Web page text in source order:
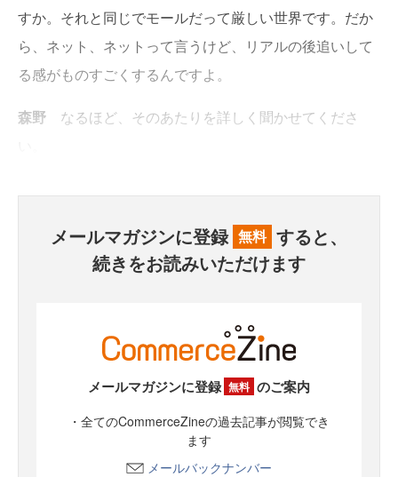
すか。それと同じでモールだって厳しい世界です。だか
ら、ネット、ネットって言うけど、リアルの後追いして
る感がものすごくするんですよ。
森野 なるほど、そのあたりを詳しく聞かせてくださ
メールマガジンに登録 無料 すると、
続きをお読みいただけます
メールマガジンに登録 無料 のご案内
・全てのCommerceZineの過去記事が閲覧でき
ます
メールバックナンバー